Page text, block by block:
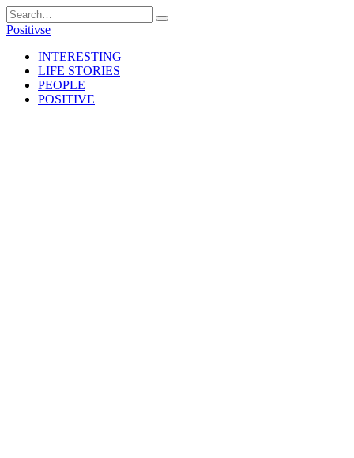
Skip
to
Search
for:
Positivse
INTERESTING
LIFE STORIES
PEOPLE
POSITIVE